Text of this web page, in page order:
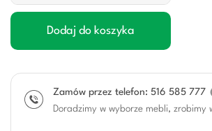
Dodaj do koszyka
Zamów przez telefon: 516 585 777
Doradzimy w wyborze mebli, zrobimy